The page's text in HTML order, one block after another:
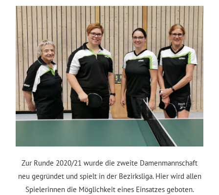
Zur Runde 2020/21 wurde die zweite Damenmannschaft
neu gegründet und spielt in der Bezirksliga. Hier wird allen
Spielerinnen die Möglichkeit eines Einsatzes geboten.